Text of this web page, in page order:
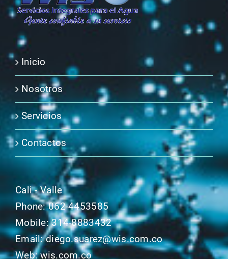
Inicio
Nosotros
Servicios
Contactos
Cali - Valle
Phone:062-4453585
Mobile:314-8883432
Email:diego.suarez@wis.com.co
Web:wis.com.co